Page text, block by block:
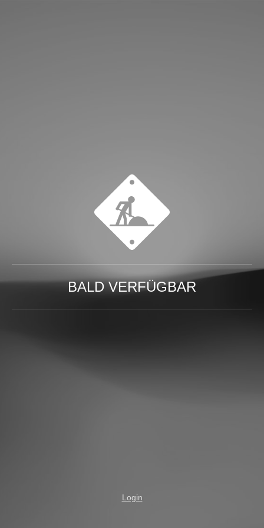
BALD VERFÜGBAR
Login